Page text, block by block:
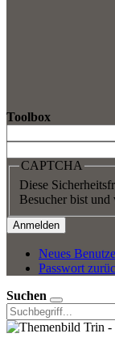
Toolbox
CAPTCHA
Diese
Besucher bist und
Neues
Passwort
Suchen